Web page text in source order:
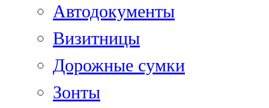
Автодокументы
Визитницы
Дорожные сумки
Зонты